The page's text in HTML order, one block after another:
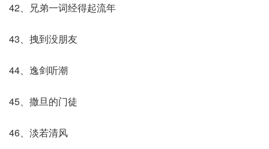
42、兄弟一词经得起流年
43、拽到没朋友
44、逸剑听潮
45、撒旦的门徒
46、淡若清风